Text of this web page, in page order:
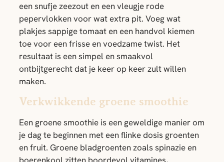
een snufje zeezout en een vleugje rode
pepervlokken voor wat extra pit. Voeg wat
plakjes sappige tomaat en een handvol kiemen
toe voor een frisse en voedzame twist. Het
resultaat is een simpel en smaakvol
ontbijtgerecht dat je keer op keer zult willen
maken.
Verkwikkende groene smoothie
Een groene smoothie is een geweldige manier om
je dag te beginnen met een flinke dosis groenten
en fruit. Groene bladgroenten zoals spinazie en
boerenkool zitten boordevol vitamines,